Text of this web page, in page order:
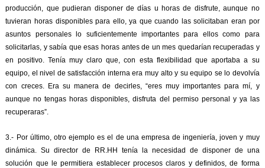
producción, que pudieran disponer de días u horas de disfrute, aunque no
tuvieran horas disponibles para ello, ya que cuando las solicitaban eran por
asuntos personales lo suficientemente importantes para ellos como para
solicitarlas, y sabía que esas horas antes de un mes quedarían recuperadas y
en positivo. Tenía muy claro que, con esta flexibilidad que aportaba a su
equipo, el nivel de satisfacción interna era muy alto y su equipo se lo devolvía
con creces. Era su manera de decirles, “eres muy importantes para mí, y
aunque no tengas horas disponibles, disfruta del permiso personal y ya las
recuperaras”.
3.- Por último, otro ejemplo es el de una empresa de ingeniería, joven y muy
dinámica. Su director de RR.HH tenía la necesidad de disponer de una
solución que le permitiera establecer procesos claros y definidos, de forma